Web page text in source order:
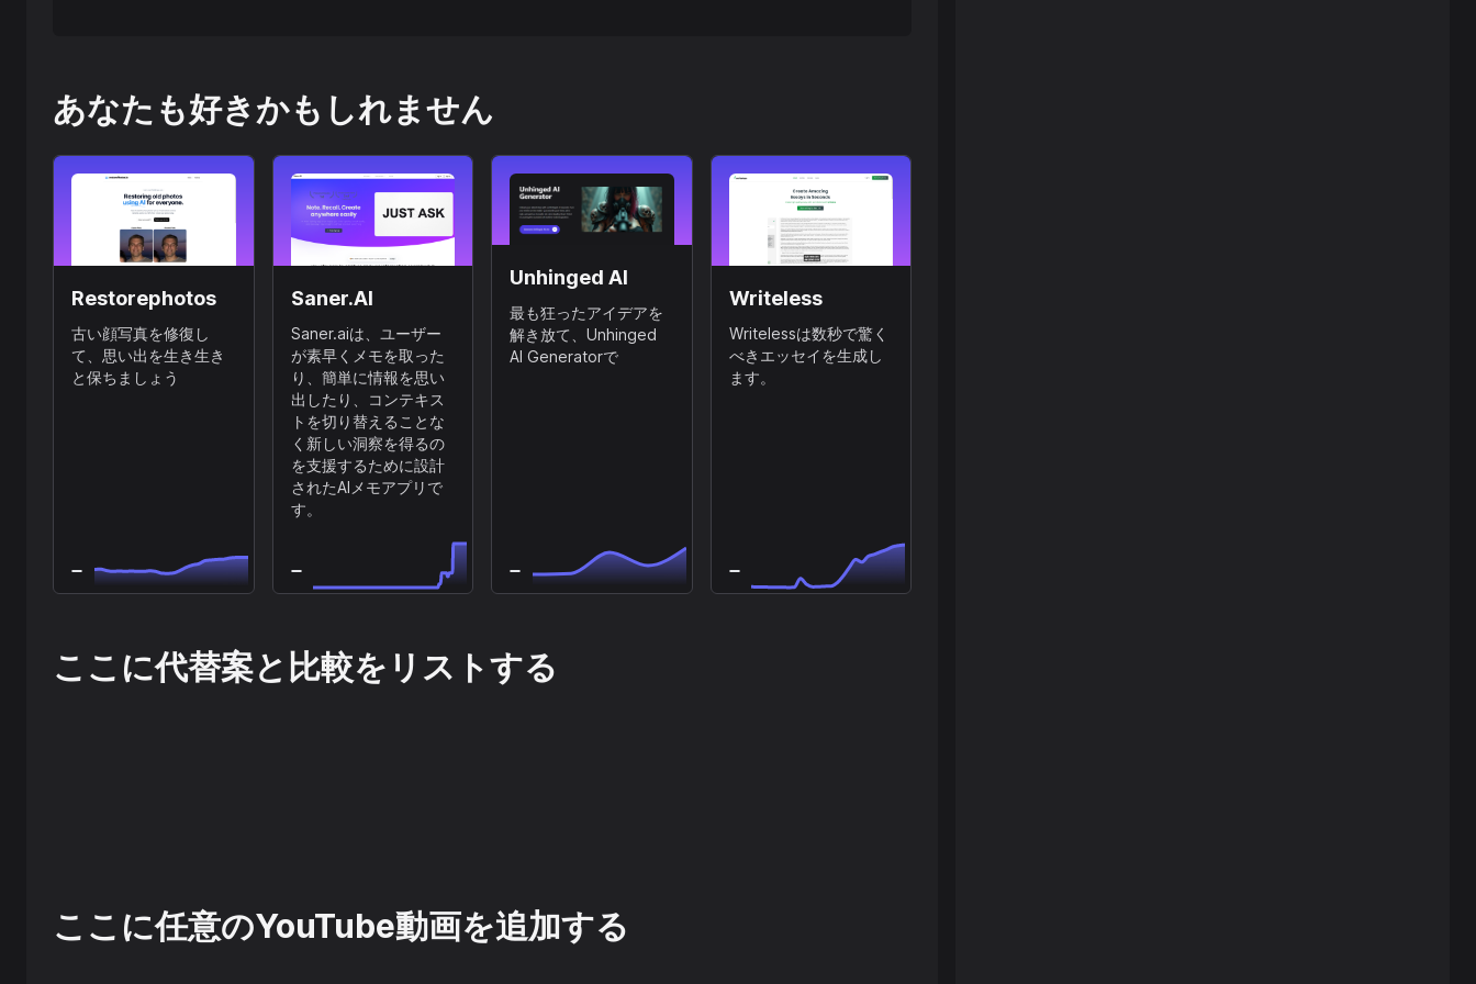
あなたも好きかもしれません
Restorephotos
古い顔写真を修復し
て、思い出を生き生き
と保ちましょう
Saner.AI
Saner.aiは、ユーザー
が素早くメモを取った
り、簡単に情報を思い
出したり、コンテキス
トを切り替えることな
く新しい洞察を得るの
を支援するために設計
されたAIメモアプリで
す。
Unhinged AI
最も狂ったアイデアを
解き放て、Unhinged
AI Generatorで
Writeless
Writelessは数秒で驚く
べきエッセイを生成し
ます。
ここに代替案と比較をリストする
ここに任意のYouTube動画を追加する